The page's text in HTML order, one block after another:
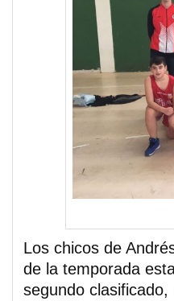
Los chicos de
de la temporada
segundo